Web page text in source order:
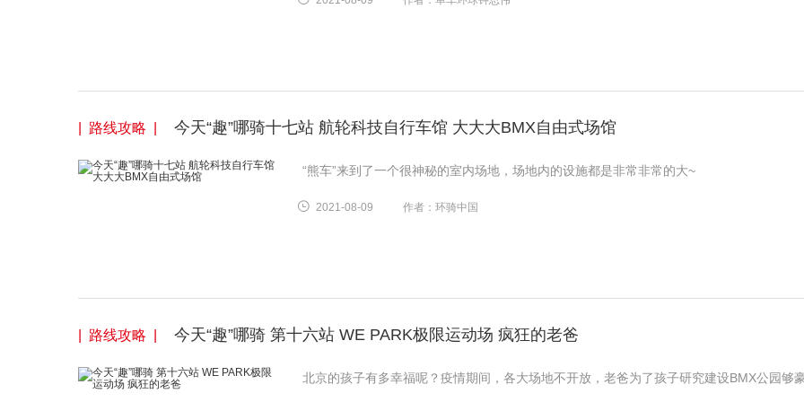
| 路线攻略 | 今天“趣”哪骑十七站 航轮科技自行车馆 大大大BMX自由式场馆
“熊车”来到了一个很神秘的室内场地，场地内的设施都是非常非常的大~
2021-08-09 作者：环骑中国
| 路线攻略 | 今天“趣”哪骑 第十六站 WE PARK极限运动场 疯狂的老爸
北京的孩子有多幸福呢？疫情期间，各大场地不开放，老爸为了孩子研究建设BMX公园够